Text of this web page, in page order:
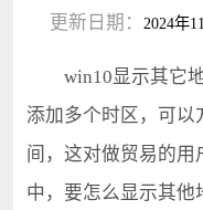
更新日期： 2024年
win10显示其它地
添加多个时区，可以
间，这对做贸易的用
中，要怎么显示其他